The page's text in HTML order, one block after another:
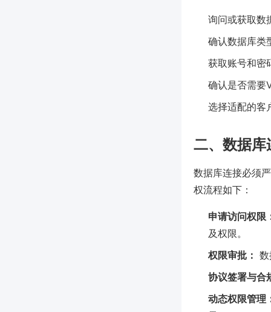
询问或获取数
确认数据库类
获取账号和密
确认是否需要
选择适配的客
二、数据库
数据库连接必须
权流程如下：
申请访问权限
及权限。
权限审批：
协议签署与合
动态权限管理